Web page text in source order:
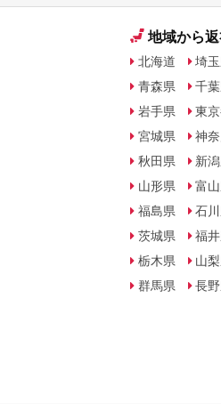
地域から
北海道
青森県
岩手県
宮城県
秋田県
山形県
福島県
茨城県
栃木県
群馬県
埼
千
東
神
新
富
石
福
山
長